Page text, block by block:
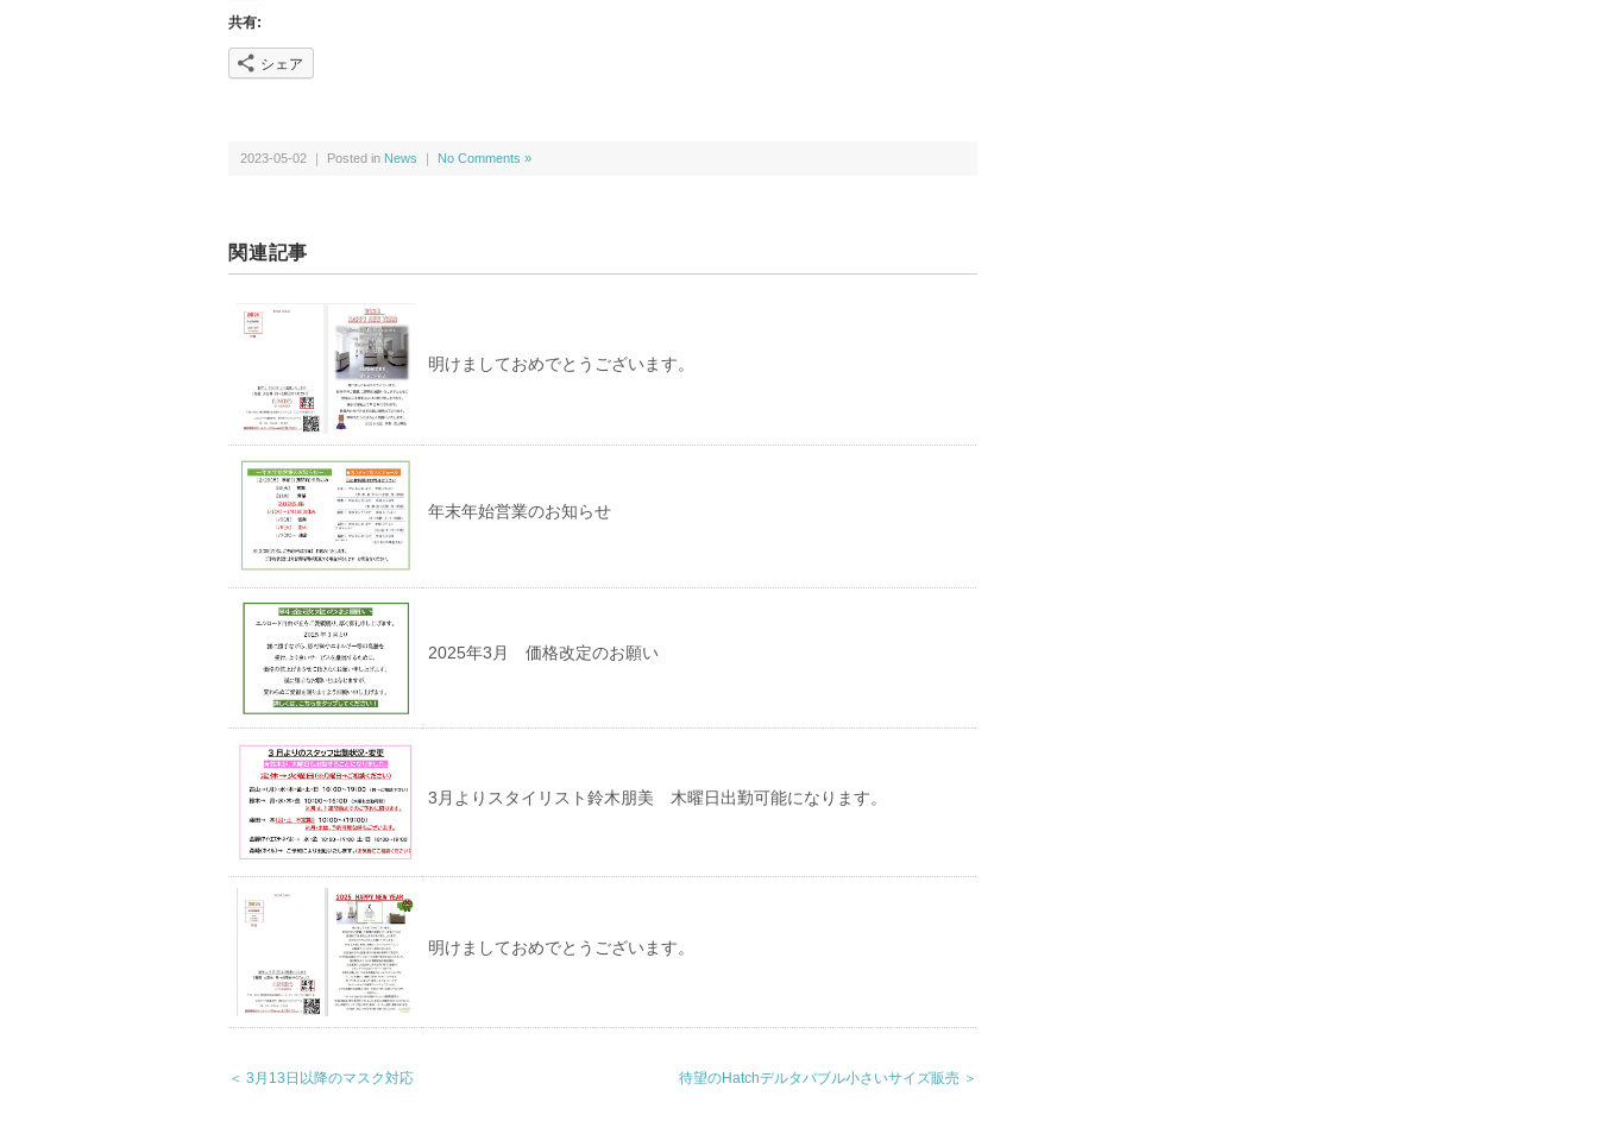
共有:
シェア
2023-05-02 ｜ Posted in News ｜ No Comments »
関連記事
明けましておめでとうございます。
年末年始営業のお知らせ
2025年3月 価格改定のお願い
3月よりスタイリスト鈴木朋美 木曜日出勤可能になります。
明けましておめでとうございます。
＜ 3月13日以降のマスク対応 待望のHatchデルタバブル小さいサイズ販売 ＞